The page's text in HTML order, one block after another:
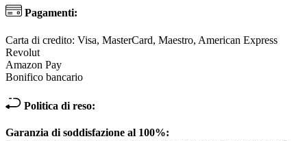
Pagamenti:
Carta di credito: Visa, MasterCard, Maestro, American Express
Revolut
Amazon Pay
Bonifico bancario
Politica di reso:
Garanzia di soddisfazione al 100%: